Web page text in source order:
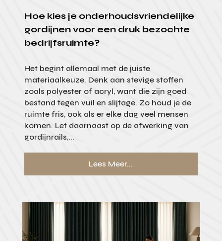
Hoe kies je onderhoudsvriendelijke
gordijnen voor een druk bezochte
bedrijfsruimte?
Het begint allemaal met de juiste
materiaalkeuze. Denk aan stevige stoffen
zoals polyester of acryl, want die zijn goed
bestand tegen vuil en slijtage. Zo houd je de
ruimte fris, ook als er elke dag veel mensen
komen. Let daarnaast op de afwerking van
gordijnrails,...
Lees Meer...